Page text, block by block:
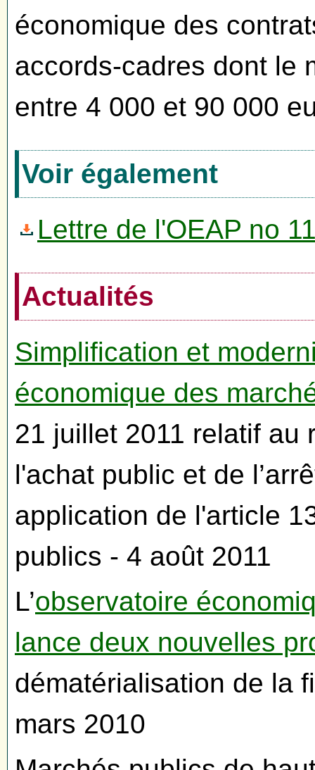
économique des
accords-cadres dont le
entre 4 000 et 90 000
Voir également
Lettre de l'OEAP no
Actualités
Simplification et
économique des
21 juillet 2011 relatif au
l'achat public et de
application de l'article
publics - 4 août 2011
L’observatoire
lance deux nouvelles
dématérialisation de la
mars 2010